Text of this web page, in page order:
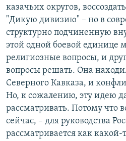
казачьих округов,
"Дикую дивизию" – но в
структурно подчиненную
этой одной боевой единице
религиозные вопросы, и
вопросы решать. Она
Северного Кавказа, и
Но, к сожалению, эту идею
рассматривать. Потому что
сейчас, – для руководства
рассматривается как